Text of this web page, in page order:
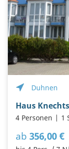
Duhnen
Haus
4 Personen 1
ab 356,00 €